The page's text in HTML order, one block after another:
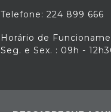
Telefone: 224 899 666
Horário de
Seg. e Sex. : 09h -